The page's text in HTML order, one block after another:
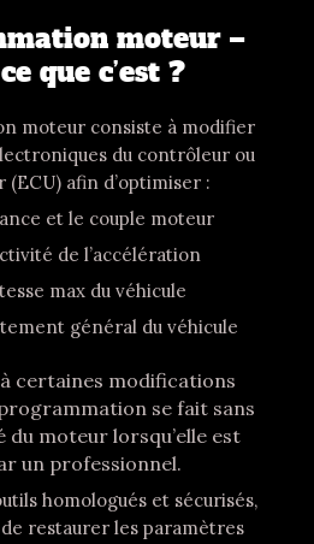
moteur –
que c’est ?
moteur consiste à modifier
du contrôleur ou
afin d’optimiser :
et le couple moteur
de l’accélération
max du véhicule
général du véhicule
certaines modifications
se fait sans
du moteur lorsqu’elle est
un professionnel.
homologués et sécurisés,
restaurer les paramètres